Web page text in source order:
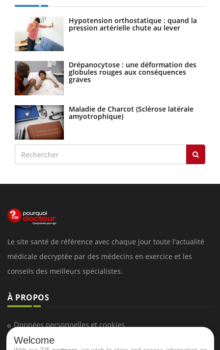
Hypotension orthostatique : quand la
pression artérielle chute au lever
Drépanocytose : une déformation des
globules rouges aux conséquences
graves
Maladie de Charcot (Sclérose latérale
amyotrophique)
Le site santé de référence avec chaque jour toute l'actualité
médicale decryptée par des médecins en exercice et les
conseils des meilleurs spécialistes.
À PROPOS
Données personnelles et cookies
Qui sommes-nous
Welcome